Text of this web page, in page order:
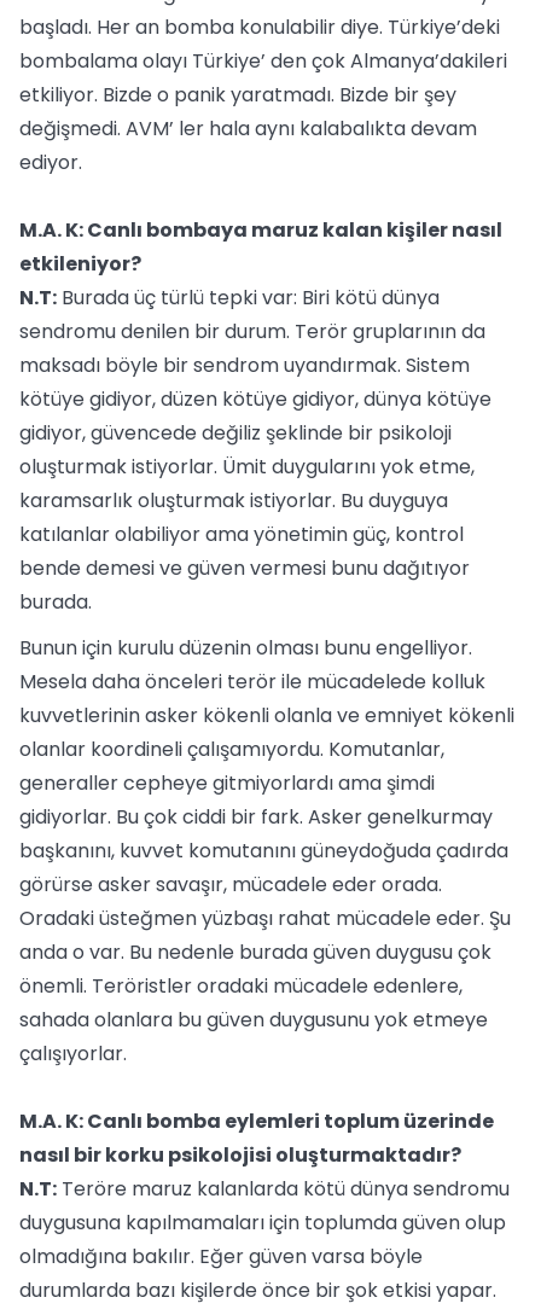
başladı. Her an bomba konulabilir diye. Türkiye’deki
bombalama olayı Türkiye’ den çok Almanya’dakileri
etkiliyor. Bizde o panik yaratmadı. Bizde bir şey
değişmedi. AVM’ ler hala aynı kalabalıkta devam
ediyor.
M.A. K: Canlı bombaya maruz kalan kişiler nasıl
etkileniyor?
N.T: Burada üç türlü tepki var: Biri kötü dünya
sendromu denilen bir durum. Terör gruplarının da
maksadı böyle bir sendrom uyandırmak. Sistem
kötüye gidiyor, düzen kötüye gidiyor, dünya kötüye
gidiyor, güvencede değiliz şeklinde bir psikoloji
oluşturmak istiyorlar. Ümit duygularını yok etme,
karamsarlık oluşturmak istiyorlar. Bu duyguya
katılanlar olabiliyor ama yönetimin güç, kontrol
bende demesi ve güven vermesi bunu dağıtıyor
burada.
Bunun için kurulu düzenin olması bunu engelliyor.
Mesela daha önceleri terör ile mücadelede kolluk
kuvvetlerinin asker kökenli olanla ve emniyet kökenli
olanlar koordineli çalışamıyordu. Komutanlar,
generaller cepheye gitmiyorlardı ama şimdi
gidiyorlar. Bu çok ciddi bir fark. Asker genelkurmay
başkanını, kuvvet komutanını güneydoğuda çadırda
görürse asker savaşır, mücadele eder orada.
Oradaki üsteğmen yüzbaşı rahat mücadele eder. Şu
anda o var. Bu nedenle burada güven duygusu çok
önemli. Teröristler oradaki mücadele edenlere,
sahada olanlara bu güven duygusunu yok etmeye
çalışıyorlar.
M.A. K: Canlı bomba eylemleri toplum üzerinde
nasıl bir korku psikolojisi oluşturmaktadır?
N.T: Teröre maruz kalanlarda kötü dünya sendromu
duygusuna kapılmamaları için toplumda güven olup
olmadığına bakılır. Eğer güven varsa böyle
durumlarda bazı kişilerde önce bir şok etkisi yapar.